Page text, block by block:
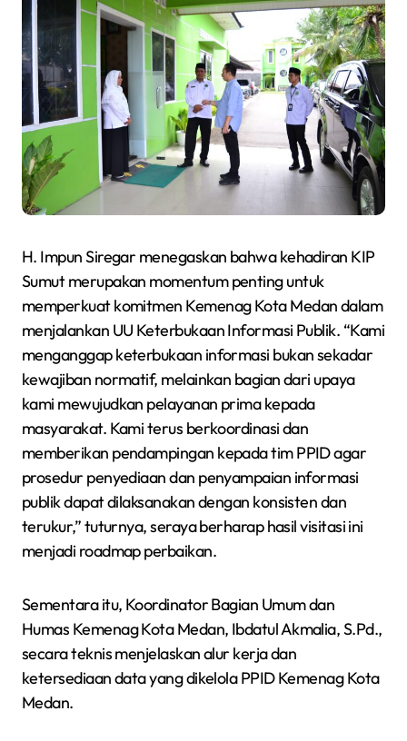
H. Impun Siregar menegaskan bahwa kehadiran KIP
Sumut merupakan momentum penting untuk
memperkuat komitmen Kemenag Kota Medan dalam
menjalankan UU Keterbukaan Informasi Publik. “Kami
menganggap keterbukaan informasi bukan sekadar
kewajiban normatif, melainkan bagian dari upaya
kami mewujudkan pelayanan prima kepada
masyarakat. Kami terus berkoordinasi dan
memberikan pendampingan kepada tim PPID agar
prosedur penyediaan dan penyampaian informasi
publik dapat dilaksanakan dengan konsisten dan
terukur,” tuturnya, seraya berharap hasil visitasi ini
menjadi roadmap perbaikan.
Sementara itu, Koordinator Bagian Umum dan
Humas Kemenag Kota Medan, Ibdatul Akmalia, S.Pd.,
secara teknis menjelaskan alur kerja dan
ketersediaan data yang dikelola PPID Kemenag Kota
Medan.